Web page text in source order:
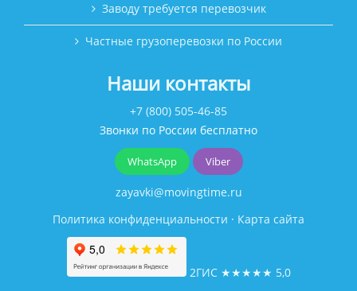
Заводу требуется перевозчик
Частные грузоперевозки по России
Наши контакты
+7 (800) 505-46-85
Звонки по России бесплатно
WhatsApp Viber
zayavki@movingtime.ru
Политика конфиденциальности · Карта сайта
2ГИС ★★★★★ 5,0